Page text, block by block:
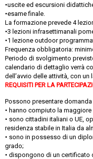
•uscite ed escursioni
•esame finale.
La formazione prevede 4
•3 lezioni infrasettimanali
•1 lezione outdoor
Frequenza obbligatoria:
Periodo di svolgimento
calendario di dettaglio verrà
dell’avvio delle attività, con un
REQUISITI PER LA
Possono presentare
• hanno compiuto la maggiore
• sono cittadini italiani o UE,
residenza stabile in Italia da
• sono in possesso di un
grado;
• dispongono di un certificato